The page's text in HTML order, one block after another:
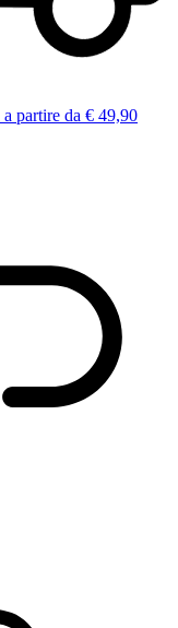
a partire da € 49,90